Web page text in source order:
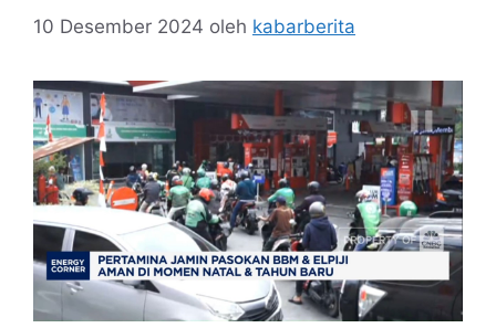
10 Desember 2024 oleh kabarberita